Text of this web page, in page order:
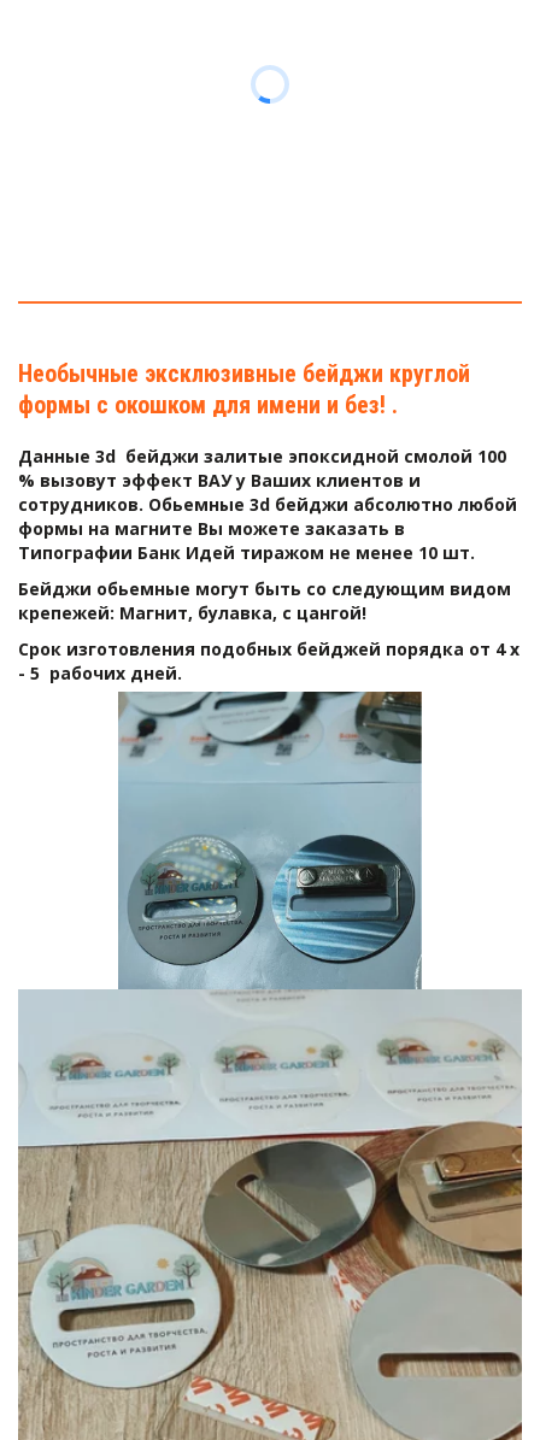
Необычные эксклюзивные бейджи круглой
формы с окошком для имени и без! .
Данные 3d  бейджи залитые эпоксидной смолой 100
% вызовут эффект ВАУ у Ваших клиентов и
сотрудников. Обьемные 3d бейджи абсолютно любой
формы на магните Вы можете заказать в
Типографии Банк Идей тиражом не менее 10 шт.
Бейджи обьемные могут быть со следующим видом
крепежей: Магнит, булавка, с цангой!
Срок изготовления подобных бейджей порядка от 4 х
- 5  рабочих дней.